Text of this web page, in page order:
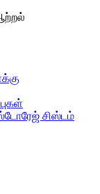
சிஸ்டம்